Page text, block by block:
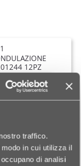
traffico.
in cui utilizza il
di analisi
01244 12PZ
Quantità
12PZ